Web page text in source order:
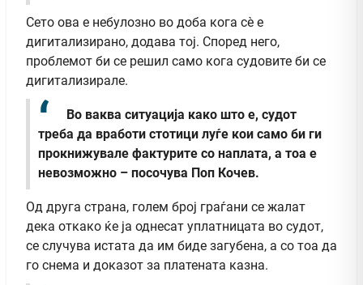
Сето ова е небулозно во доба кога сè е
дигитализирано, додава тој. Според него,
проблемот би се решил само кога судовите би се
дигитализирале.
Во ваква ситуација како што е, судот
треба да вработи стотици луѓе кои само би ги
прокнижувале фактурите со наплата, а тоа е
невозможно – посочува Поп Кочев.
Од друга страна, голем број граѓани се жалат
дека откако ќе ја однесат уплатницата во судот,
се случува истата да им биде загубена, а со тоа да
го снема и доказот за платената казна.